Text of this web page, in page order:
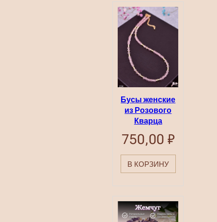
Бусы женские
из Розового
Кварца
750,00₽
В КОРЗИНУ